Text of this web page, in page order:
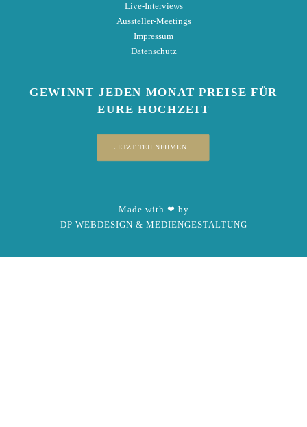
Live-Interviews
Aussteller-Meetings
Impressum
Datenschutz
GEWINNT JEDEN MONAT PREISE FÜR
EURE HOCHZEIT
JETZT TEILNEHMEN
Made with ❤ by
DP WEBDESIGN & MEDIENGESTALTUNG